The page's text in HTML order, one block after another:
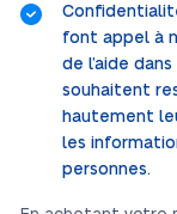
font appel à
de l’aide
souhaitent
hautement
les
personnes.